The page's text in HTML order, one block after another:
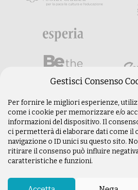
©Copyright 2003 –
Italiano Soka Gakkai. Tutti i
P.IVA: 04935120487 | Sede
Gestisci Consenso
Per fornire le migliori esperienze,
come i cookie per memorizzare e/o
informazioni del dispositivo. Il
ci permetterà di elaborare dati come il
navigazione o ID unici su questo sito.
ritirare il consenso può influire
caratteristiche e funzioni.